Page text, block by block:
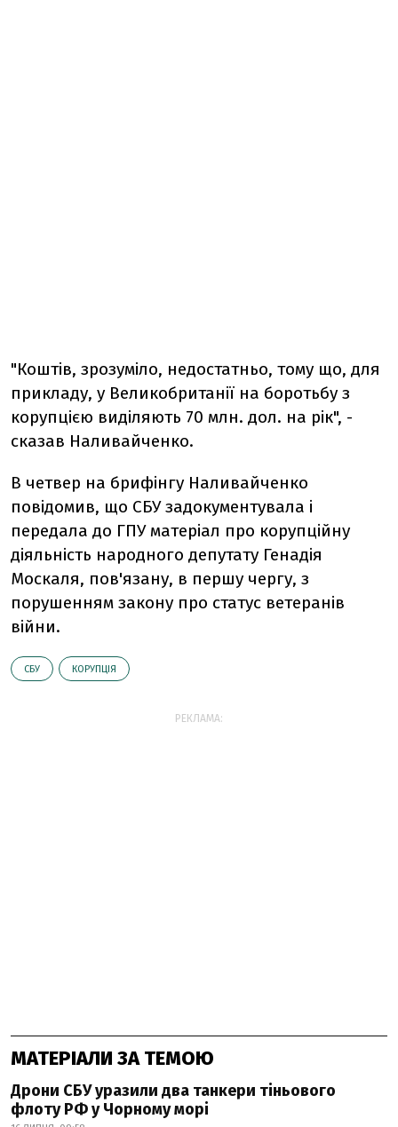
"Коштів, зрозуміло, недостатньо, тому що, для
прикладу, у Великобританії на боротьбу з
корупцією виділяють 70 млн. дол. на рік", -
сказав Наливайченко.
В четвер на брифінгу Наливайченко
повідомив, що СБУ задокументувала і
передала до ГПУ матеріал про корупційну
діяльність народного депутату Генадія
Москаля, пов'язану, в першу чергу, з
порушенням закону про статус ветеранів
війни.
СБУ КОРУПЦІЯ
РЕКЛАМА:
МАТЕРІАЛИ ЗА ТЕМОЮ
Дрони СБУ уразили два танкери тіньового
флоту РФ у Чорному морі